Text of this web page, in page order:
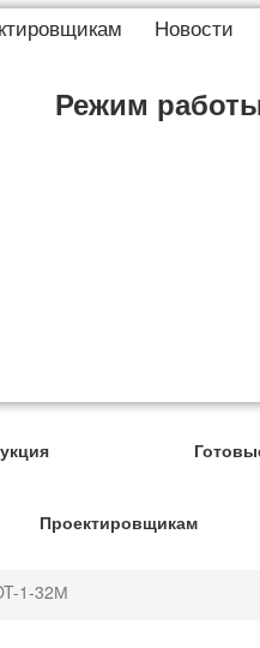
Новости
Режим
Проектировщикам
1-32М